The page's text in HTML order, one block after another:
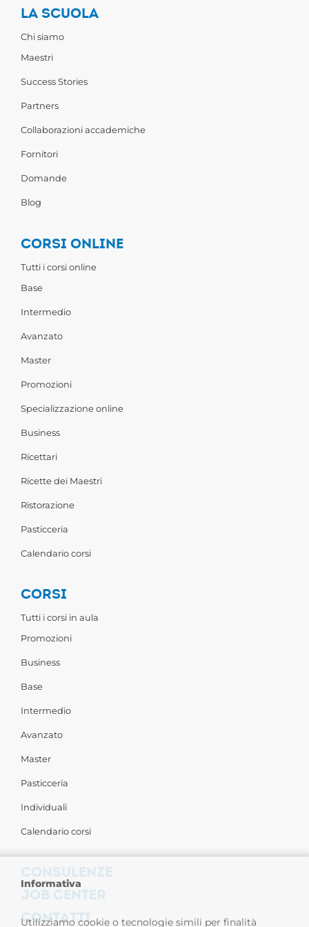
LA SCUOLA
Chi siamo
Maestri
Success Stories
Partners
Collaborazioni accademiche
Fornitori
Domande
Blog
CORSI ONLINE
Tutti i corsi online
Base
Intermedio
Avanzato
Master
Promozioni
Specializzazione online
Business
Ricettari
Ricette dei Maestri
Ristorazione
Pasticceria
Calendario corsi
CORSI
Tutti i corsi in aula
Promozioni
Business
Base
Intermedio
Avanzato
Master
Pasticceria
Individuali
Calendario corsi
CONSULENZE
JOB CENTER
CONTATTI
Informativa
Utilizziamo cookie o tecnologie simili per finalità